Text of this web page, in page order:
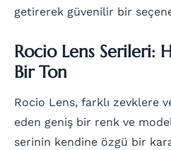
getirerek güvenilir bir
Rocio Lens Serileri:
Bir Ton
Rocio Lens, farklı zevklere
eden geniş bir renk ve
serinin kendine özgü bir